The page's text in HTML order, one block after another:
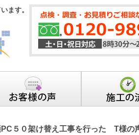
ます。
PC５０架け替え工事を行った T様の